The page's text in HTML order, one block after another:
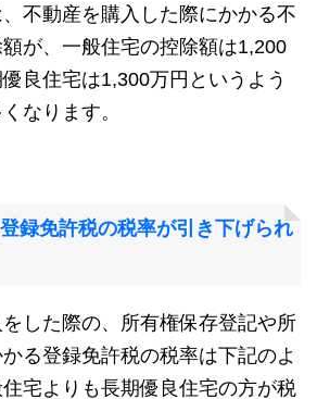
不動産を購入した際にかかる不
が、一般住宅の控除額は1,200
良住宅は1,300万円というよう
なります。
登録免許税の税率が引き下げられ
した際の、所有権保存登記や所
る登録免許税の税率は下記のよ
宅よりも長期優良住宅の方が税